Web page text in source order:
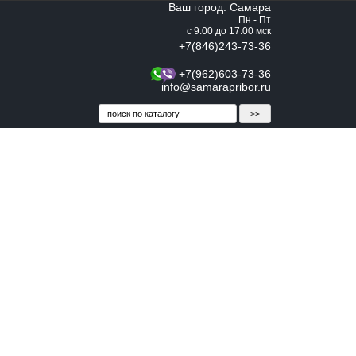
Ваш город: Самара
Пн - Пт
с 9:00 до 17:00 мск
+7(846)243-73-36
+7(962)603-73-36
info@samarapribor.ru